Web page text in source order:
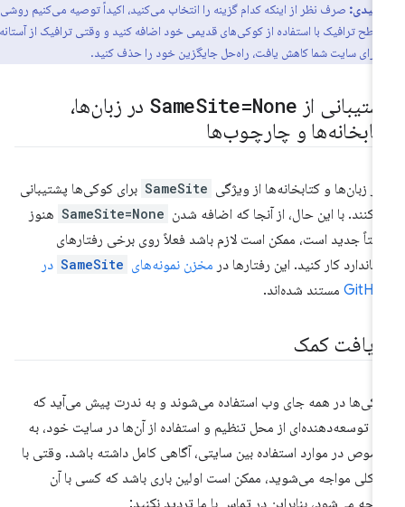
کلیدی:صرف نظر از اینکه کدام گزینه را انتخاب می‌کنید، اکیداً توصیه می‌کنیم روشی
ترافیک با استفاده از کوکی‌های قدیمی خود اضافه کنید و وقتی ترافیک از آستانه
برای سایت شما کاهش یافت، راه‌حل جایگزین خود را حذف کنید.
از SameSite=None
در زبان‌ها،
و چارچوب‌ها
زبان‌ها و کتابخانه‌ها از ویژگی SameSite برای کوکی‌ها پشتیبانی
با این حال، از آنجا که اضافه شدن SameSite=None هنوز
جدید است، ممکن است لازم باشد فعلاً روی برخی رفتارهای
کار کنید. این رفتارها درمخزن نمونه‌های SameSite در
مستند شده‌اند.
کمک
در همه جای وب استفاده می‌شوند و به ندرت پیش می‌آید که
توسعه‌دهنده‌ای از محل تنظیم و استفاده از آن‌ها در سایت خود، به
در موارد استفاده بین سایتی، آگاهی کامل داشته باشد. وقتی با
مواجه می‌شوید، ممکن است اولین باری باشد که کسی با آن